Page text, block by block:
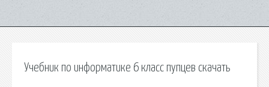
Учебник по информатике 6 класс пупцев скачать